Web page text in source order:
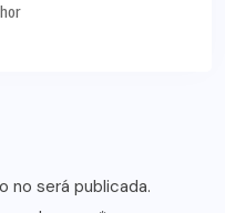
no será publicada.